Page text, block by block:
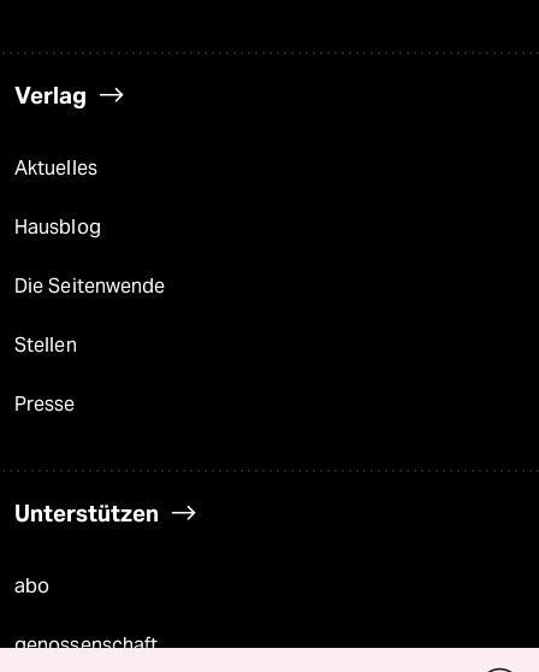
Verlag
Aktuelles
Hausblog
Die Seitenwende
Stellen
Presse
Unterstützen
abo
genossenschaft